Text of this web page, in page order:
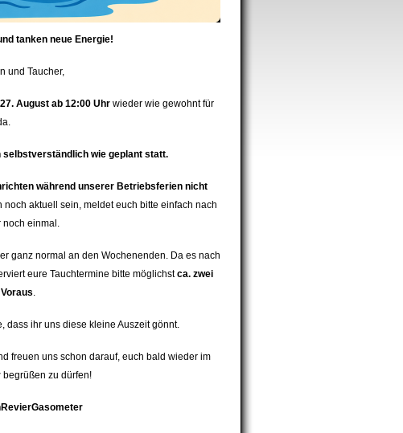
tanken neue Energie!
und Taucher,
August ab 12:00 Uhrwieder wie gewohnt für
wie geplant statt.
während unserer Betriebsferien nicht
noch aktuell sein, meldet euch bitte einfach nach
noch einmal.
ganz normal an den Wochenenden. Da es nach
eure Tauchtermine bitte möglichstca. zwei
.
dass ihr uns diese kleine Auszeit gönnt.
freuen uns schon darauf, euch bald wieder im
begrüßen zu dürfen!